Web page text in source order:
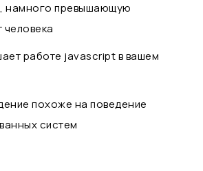
намного превышающую
работе javascript в вашем
похоже на поведение
систем